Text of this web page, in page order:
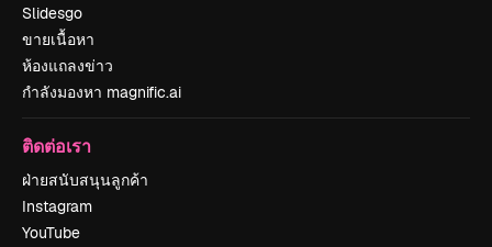
Slidesgo
ขายเนื้อหา
ห้องแถลงข่าว
กำลังมองหา magnific.ai
ติดต่อเรา
ฝ่ายสนับสนุนลูกค้า
Instagram
YouTube